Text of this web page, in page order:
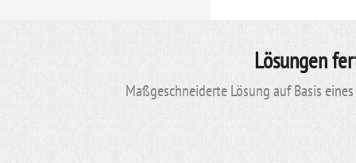
Lösungen
Maßgeschneiderte Lösung auf Basis